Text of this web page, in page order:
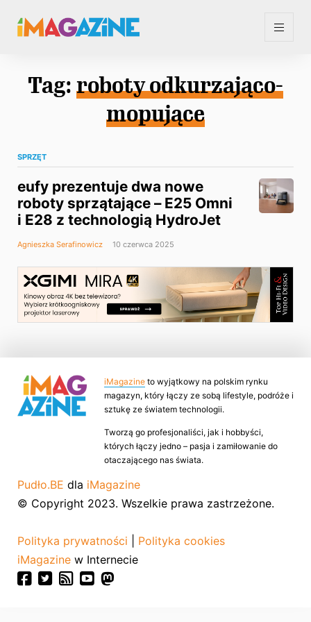
Tag: roboty odkurzająco-
mopujące
SPRZĘT
eufy prezentuje dwa nowe
roboty sprzątające – E25 Omni
i E28 z technologią HydroJet
Agnieszka Serafinowicz 10 czerwca 2025
iMagazine to wyjątkowy na polskim rynku
magazyn, który łączy ze sobą lifestyle, podróże i
sztukę ze światem technologii.
Tworzą go profesjonaliści, jak i hobbyści,
których łączy jedno – pasja i zamiłowanie do
otaczającego nas świata.
Pudło.BE dla iMagazine
© Copyright 2023. Wszelkie prawa zastrzeżone.
Polityka prywatności
Polityka cookies
iMagazine w Internecie